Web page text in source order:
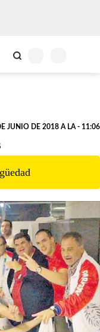
JUNIO DE 2018 A LA - 11:06